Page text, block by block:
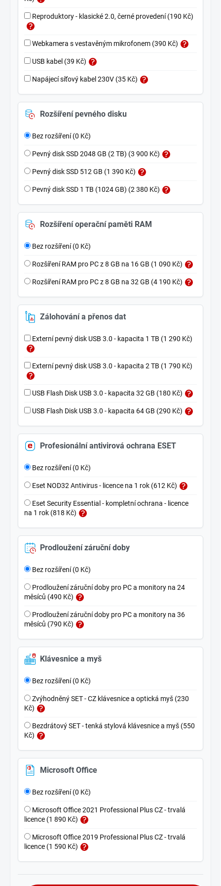
Reproduktory - klasické 2.0, černé provedení (190 Kč)
Webkamera s vestavěným mikrofonem (390 Kč)
USB kabel (39 Kč)
Napájecí síťový kabel 230V (35 Kč)
Rozšíření pevného disku
Bez rozšíření (0 Kč)
Pevný disk SSD 2048 GB (2 TB) (3 900 Kč)
Pevný disk SSD 512 GB (1 390 Kč)
Pevný disk SSD 1 TB (1024 GB) (2 380 Kč)
Rozšíření operační paměti RAM
Bez rozšíření (0 Kč)
Rozšíření RAM pro PC z 8 GB na 16 GB (1 090 Kč)
Rozšíření RAM pro PC z 8 GB na 32 GB (4 190 Kč)
Zálohování a přenos dat
Externí pevný disk USB 3.0 - kapacita 1 TB (1 290 Kč)
Externí pevný disk USB 3.0 - kapacita 2 TB (1 790 Kč)
USB Flash Disk USB 3.0 - kapacita 32 GB (180 Kč)
USB Flash Disk USB 3.0 - kapacita 64 GB (290 Kč)
Profesionální antivirová ochrana ESET
Bez rozšíření (0 Kč)
Eset NOD32 Antivirus - licence na 1 rok (612 Kč)
Eset Security Essential - kompletní ochrana - licence
na 1 rok (818 Kč)
Prodloužení záruční doby
Bez rozšíření (0 Kč)
Prodloužení záruční doby pro PC a monitory na 24
měsíců (490 Kč)
Prodloužení záruční doby pro PC a monitory na 36
měsíců (790 Kč)
Klávesnice a myš
Bez rozšíření (0 Kč)
Zvýhodněný SET - CZ klávesnice a optická myš (230
Kč)
Bezdrátový SET - tenká stylová klávesnice a myš (550
Kč)
Microsoft Office
Bez rozšíření (0 Kč)
Microsoft Office 2021 Professional Plus CZ - trvalá
licence (1 890 Kč)
Microsoft Office 2019 Professional Plus CZ - trvalá
licence (1 590 Kč)